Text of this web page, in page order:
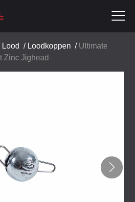
Lood / Loodkoppen / Ultimate
Zinc Jighead